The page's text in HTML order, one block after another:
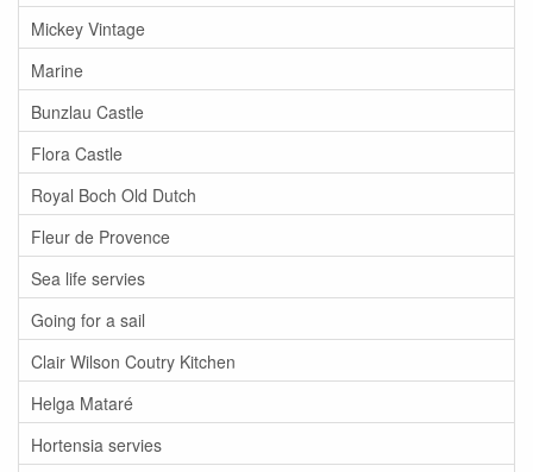
Mickey Vintage
Marine
Bunzlau Castle
Flora Castle
Royal Boch Old Dutch
Fleur de Provence
Sea life servies
Going for a sail
Clair Wilson Coutry Kitchen
Helga Mataré
Hortensia servies